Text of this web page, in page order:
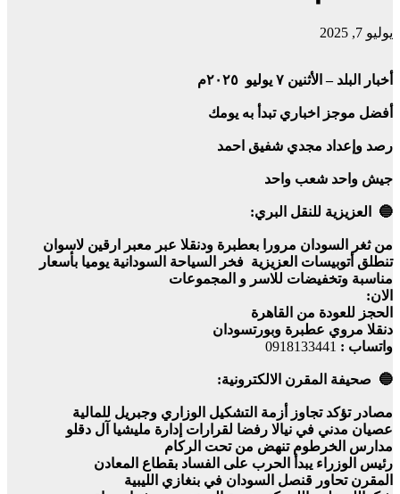
يوليو 7, 2025
أخبار البلد – الأثنين ٧ يوليو ٢٠٢٥م
أفضل موجز اخباري تبدأ به يومك
رصد وإعداد مجدي شفيق احمد
جيش واحد شعب واحد
🔵 العزيزية للنقل البري:
من ثغر السودان مرورا بعطبرة ودنقلا عبر معبر ارقين لاسوان
تنطلق أتوبيسات العزيزية فخر السياحة السودانية يوميا بأسعار
مناسبة وتخفيضات للاسر و المجموعات
الان:
الحجز للعودة من القاهرة
دنقلا مروي عطبرة وبورتسودان
واتساب : 0918133441
🔵 صحيفة المقرن الالكترونية:
مصادر تؤكد تجاوز أزمة التشكيل الوزاري وجبريل للمالية
عصيان مدني في نيالا رفضا لقرارات إدارة مليشيا آل دقلو
مدارس الخرطوم تنهض من تحت الركام
رئيس الوزراء يبدأ الحرب على الفساد بقطاع المعادن
المقرن تحاور قنصل السودان في بنغازي الليبية